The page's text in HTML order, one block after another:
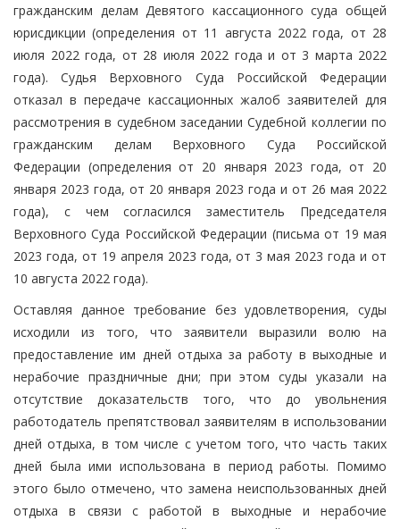
гражданским делам Девятого кассационного суда общей
юрисдикции (определения от 11 августа 2022 года, от 28
июля 2022 года, от 28 июля 2022 года и от 3 марта 2022
года). Судья Верховного Суда Российской Федерации
отказал в передаче кассационных жалоб заявителей для
рассмотрения в судебном заседании Судебной коллегии по
гражданским делам Верховного Суда Российской
Федерации (определения от 20 января 2023 года, от 20
января 2023 года, от 20 января 2023 года и от 26 мая 2022
года), с чем согласился заместитель Председателя
Верховного Суда Российской Федерации (письма от 19 мая
2023 года, от 19 апреля 2023 года, от 3 мая 2023 года и от
10 августа 2022 года).
Оставляя данное требование без удовлетворения, суды
исходили из того, что заявители выразили волю на
предоставление им дней отдыха за работу в выходные и
нерабочие праздничные дни; при этом суды указали на
отсутствие доказательств того, что до увольнения
работодатель препятствовал заявителям в использовании
дней отдыха, в том числе с учетом того, что часть таких
дней была ими использована в период работы. Помимо
этого было отмечено, что замена неиспользованных дней
отдыха в связи с работой в выходные и нерабочие